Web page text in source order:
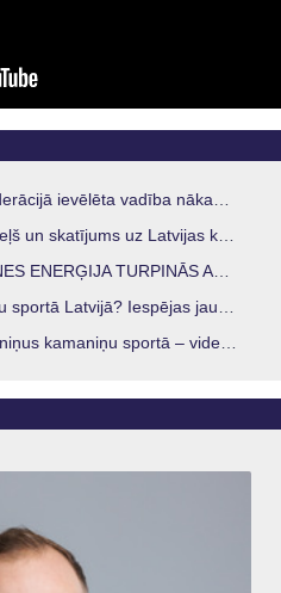
vadība nākamajam četru gadu termiņam
uz Latvijas kamaniņu sportu
TURPINĀS ARĪ STARPSEZONĀ
jaunajiem sportistiem visos reģionos
– vide, kur veidojas nākamā sportistu paaudze